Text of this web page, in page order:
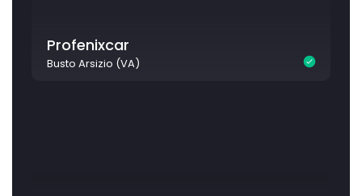
Profenixcar
Busto Arsizio (VA)